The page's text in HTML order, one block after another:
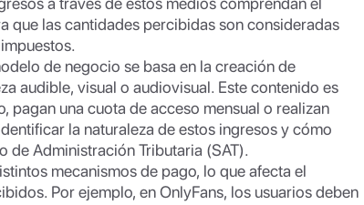
que las cantidades percibidas son consideradas
de negocio se basa en la creación de
audible, visual o audiovisual. Este contenido es
pagan una cuota de acceso mensual o realizan
la naturaleza de estos ingresos y cómo
de Administración Tributaria (SAT).
mecanismos de pago, lo que afecta el
Por ejemplo, en OnlyFans, los usuarios deben